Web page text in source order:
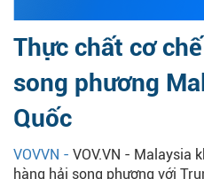
Thực chất cơ
song phương
Quốc
VOVVN - VOV.VN - Malaysia
hàng hải song phương với